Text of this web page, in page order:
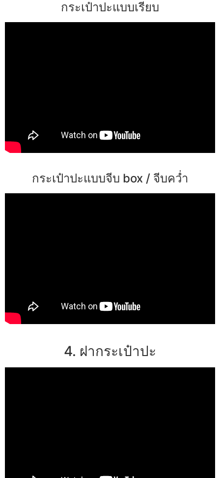
กระเป๋าปะแบบเรียบ
กระเป๋าปะแบบจีบ box / จีบคว่ำ
4. ฝากระเป๋าปะ